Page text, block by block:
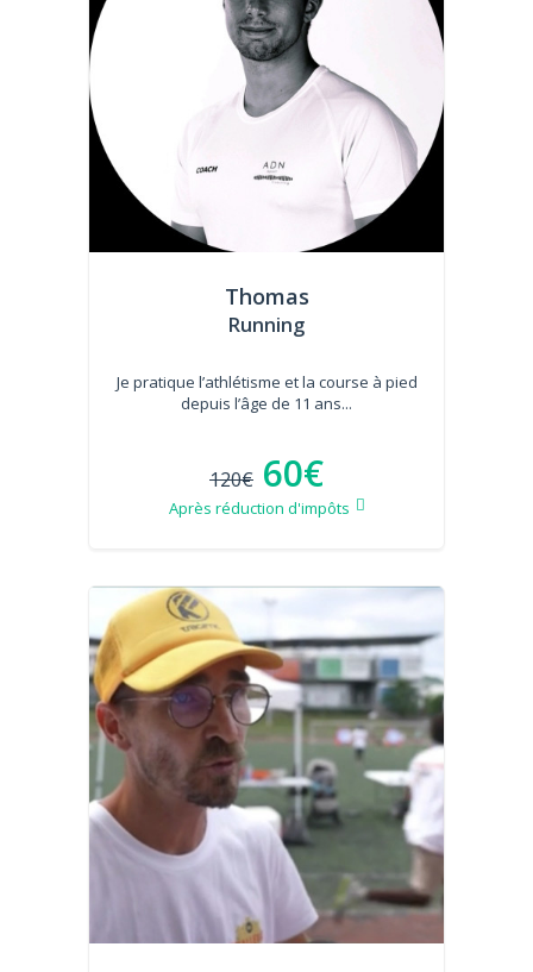
Thomas
Running
Je pratique l’athlétisme et la course à pied
depuis l’âge de 11 ans...
120€ 60€
Après réduction d'impôts